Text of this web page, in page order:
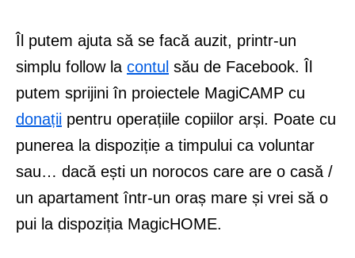
Îl putem ajuta să se facă auzit, printr-un
simplu follow la contul său de Facebook. Îl
putem sprijini în proiectele MagiCAMP cu
donații pentru operațiile copiilor arși. Poate cu
punerea la dispoziție a timpului ca voluntar
sau… dacă ești un norocos care are o casă /
un apartament într-un oraș mare și vrei să o
pui la dispoziția MagicHOME.